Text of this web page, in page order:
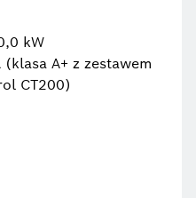
kW
A+ z zestawem
CT200)